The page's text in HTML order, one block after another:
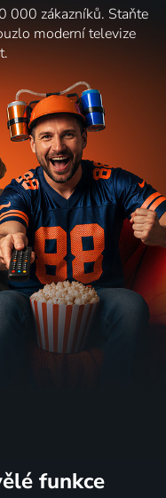
000 zákazníků. Staňte
moderní televize
funkce